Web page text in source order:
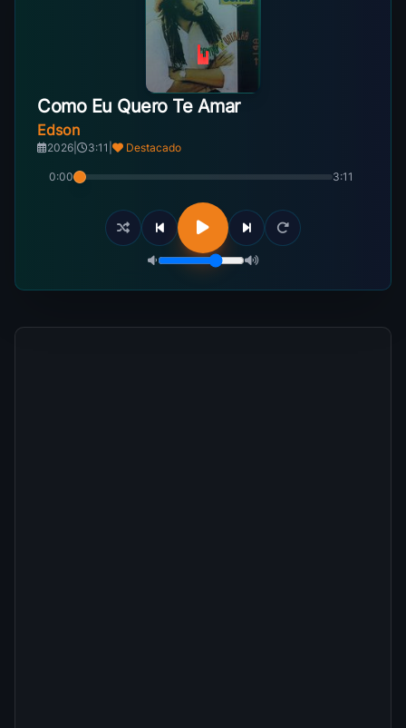
Como Eu Quero Te Amar
Edson
2026 3:11 Destacado
0:00 3:11